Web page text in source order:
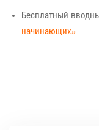
Бесплатный
начинающих»